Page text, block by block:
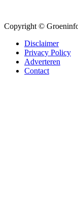
Copyright ©
Disclaimer
Privacy Policy
Adverteren
Contact